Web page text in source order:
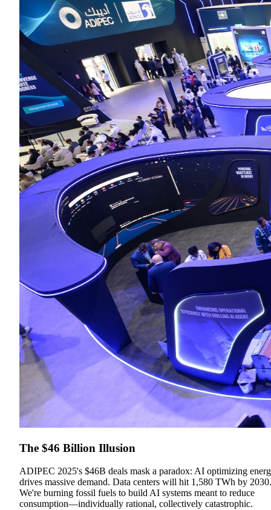
The $46 Billion Illusion
ADIPEC 2025's $46B deals mask a paradox: AI optimizing
drives massive demand. Data centers will hit 1,580 TWh by 2030.
We're burning fossil fuels to build AI systems meant to reduce
consumption—individually rational, collectively catastrophic.